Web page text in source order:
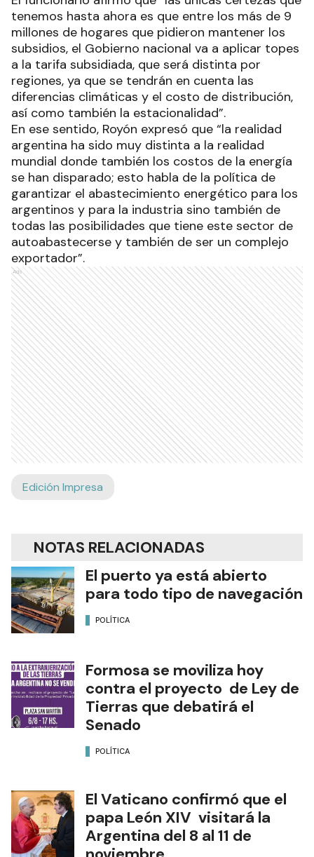
tenemos hasta ahora es que entre los más de 9
millones de hogares que pidieron mantener los
subsidios, el Gobierno nacional va a aplicar topes
a la tarifa subsidiada, que será distinta por
regiones, ya que se tendrán en cuenta las
diferencias climáticas y el costo de distribución,
así como también la estacionalidad”.
En ese sentido, Royón expresó que “la realidad
argentina ha sido muy distinta a la realidad
mundial donde también los costos de la energía
se han disparado; esto habla de la política de
garantizar el abastecimiento energético para los
argentinos y para la industria sino también de
todas las posibilidades que tiene este sector de
autoabastecerse y también de ser un complejo
exportador”.
Ads
Edición Impresa
NOTAS RELACIONADAS
El puerto ya está abierto
para todo tipo de navegación
POLÍTICA
Formosa se moviliza hoy
contra el proyecto de Ley de
Tierras que debatirá el
Senado
POLÍTICA
El Vaticano confirmó que el
papa León XIV visitará la
Argentina del 8 al 11 de